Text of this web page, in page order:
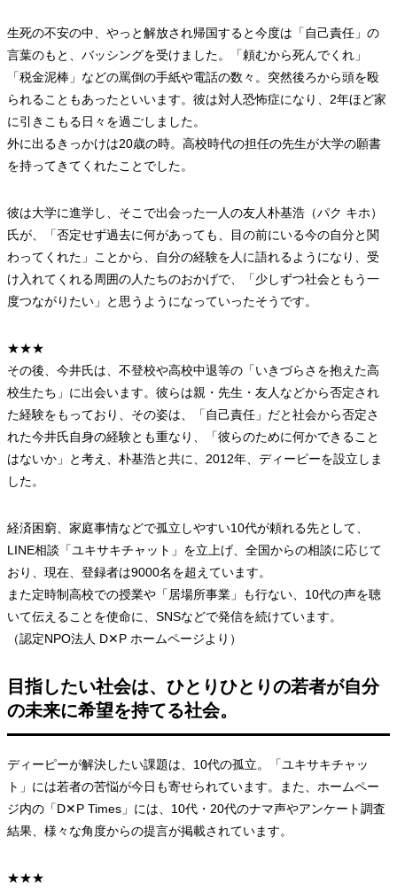
生死の不安の中、やっと解放され帰国すると今度は「自己責任」の
言葉のもと、バッシングを受けました。「頼むから死んでくれ」
「税金泥棒」などの罵倒の手紙や電話の数々。突然後ろから頭を殴
られることもあったといいます。彼は対人恐怖症になり、2年ほど家
に引きこもる日々を過ごしました。
外に出るきっかけは20歳の時。高校時代の担任の先生が大学の願書
を持ってきてくれたことでした。
彼は大学に進学し、そこで出会った一人の友人朴基浩（パク キホ）
氏が、「否定せず過去に何があっても、目の前にいる今の自分と関
わってくれた」ことから、自分の経験を人に語れるようになり、受
け入れてくれる周囲の人たちのおかげで、「少しずつ社会ともう一
度つながりたい」と思うようになっていったそうです。
★★★
その後、今井氏は、不登校や高校中退等の「いきづらさを抱えた高
校生たち」に出会います。彼らは親・先生・友人などから否定され
た経験をもっており、その姿は、「自己責任」だと社会から否定さ
れた今井氏自身の経験とも重なり、「彼らのために何かできること
はないか」と考え、朴基浩と共に、2012年、ディーピーを設立しま
した。
経済困窮、家庭事情などで孤立しやすい10代が頼れる先として、
LINE相談「ユキサキチャット」を立上げ、全国からの相談に応じて
おり、現在、登録者は9000名を超えています。
また定時制高校での授業や「居場所事業」も行ない、10代の声を聴
いて伝えることを使命に、SNSなどで発信を続けています。
（認定NPO法人 D✕P ホームページより）
目指したい社会は、ひとりひとりの若者が自分
の未来に希望を持てる社会。
ディーピーが解決したい課題は、10代の孤立。「ユキサキチャッ
ト」には若者の苦悩が今日も寄せられています。また、ホームペー
ジ内の「D✕P Times」には、10代・20代のナマ声やアンケート調査
結果、様々な角度からの提言が掲載されています。
★★★